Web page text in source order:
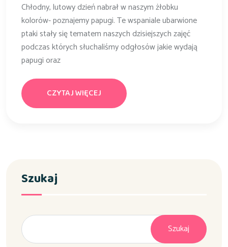
Chłodny, lutowy dzień nabrał w naszym żłobku
kolorów- poznajemy papugi. Te wspaniale ubarwione
ptaki stały się tematem naszych dzisiejszych zajęć
podczas których słuchaliśmy odgłosów jakie wydają
papugi oraz
CZYTAJ WIĘCEJ
Szukaj
Szukaj